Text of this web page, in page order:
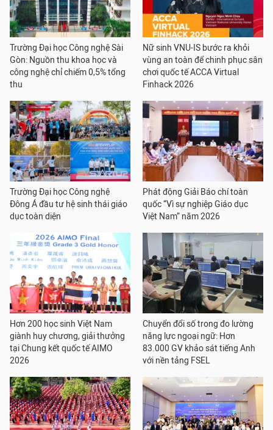
Trường Đại học Công nghệ Sài
Gòn: Nguồn thu khoa học và
công nghệ chỉ chiếm 0,5% tổng
thu
Nữ sinh VNU-IS bước ra khỏi
vùng an toàn để chinh phục sân
chơi quốc tế ACCA Virtual
Finhack 2026
Trường Đại học Công nghệ
Đông Á đầu tư hệ sinh thái giáo
dục toàn diện
Phát động Giải Báo chí toàn
quốc “Vì sự nghiệp Giáo dục
Việt Nam” năm 2026
Hơn 200 học sinh Việt Nam
giành huy chương, giải thưởng
tại Chung kết quốc tế AIMO
2026
Chuyển đổi số trong đo lường
năng lực ngoại ngữ: Hơn
83.000 GV khảo sát tiếng Anh
với nền tảng FSEL